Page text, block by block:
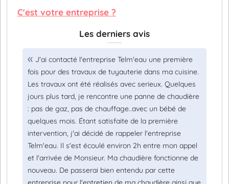
C'est votre entreprise ?
Les derniers avis
J'ai contacté l'entreprise Telm'eau une première
fois pour des travaux de tuyauterie dans ma cuisine.
Les travaux ont été réalisés avec serieux. Quelques
jours plus tard, je rencontre une panne de chaudière
: pas de gaz, pas de chauffage..avec un bébé de
quelques mois. Étant satisfaite de la première
intervention, j'ai décidé de rappeler l'entreprise
Telm'eau. Il s'est écoulé environ 2h entre mon appel
et l'arrivée de Monsieur. Ma chaudière fonctionne de
nouveau. De passerai bien entendu par cette